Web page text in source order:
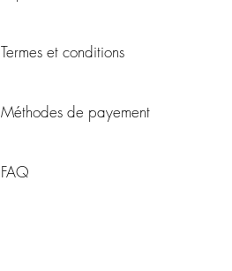
Termes et conditions
Méthodes de payement
FAQ